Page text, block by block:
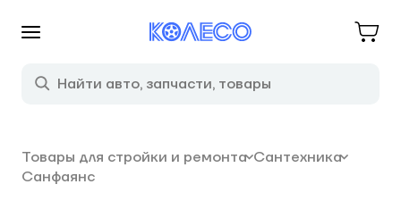
Товары для стройки и ремонта Сантехника
Санфаянс